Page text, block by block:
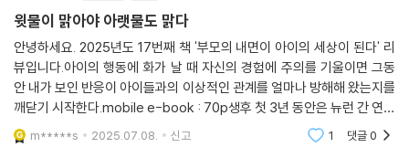
윗물이 맑아야 아랫물도 맑다
안녕하세요. 2025년도 17번째 책 '부모의 내면이 아이의 세상이 된다' 리
뷰입니다.아이의 행동에 화가 날 때 자신의 경험에 주의를 기울이면 그동
안 내가 보인 반응이 아이들과의 이상적인 관계를 얼마나 방해해 왔는지를
깨닫기 시작한다.mobile e-book : 70p생후 첫 3년 동안은 뉴런 간 연결
이 엄청나게 증가하여 아주 복잡한 회로망이 만들어진다. 유전 정보는 이
시기에 뉴런이 연결
m*****s 2025.07.08. 신고 1 댓글0